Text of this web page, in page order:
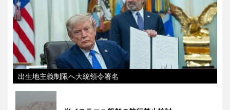
出生地主義制限へ大統領令署名